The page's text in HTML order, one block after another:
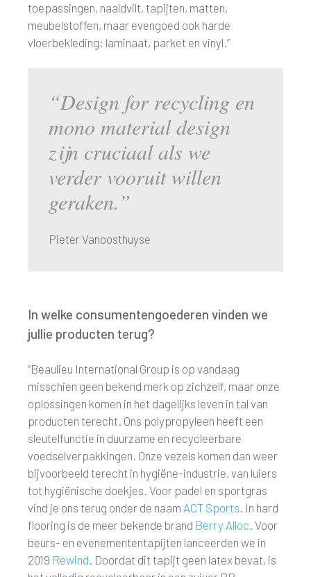
toepassingen, naaldvilt, tapijten, matten,
meubelstoffen, maar evengoed ook harde
vloerbekleding: laminaat, parket en vinyl.”
“Design for recycling en
mono material design
zijn cruciaal als we
verder vooruit willen
geraken.”
Pieter Vanoosthuyse
In welke consumentengoederen vinden we
jullie producten terug?
“Beaulieu International Group is op vandaag
misschien geen bekend merk op zichzelf, maar onze
oplossingen komen in het dagelijks leven in tal van
producten terecht. Ons polypropyleen heeft een
sleutelfunctie in duurzame en recycleerbare
voedselverpakkingen. Onze vezels komen dan weer
bijvoorbeeld terecht in hygiëne-industrie, van luiers
tot hygiënische doekjes. Voor padel en sportgras
vind je ons terug onder de naam ACT Sports. In hard
flooring is de meer bekende brand Berry Alloc. Voor
beurs- en evenemententapijten lanceerden we in
2019 Rewind. Doordat dit tapijt geen latex bevat, is